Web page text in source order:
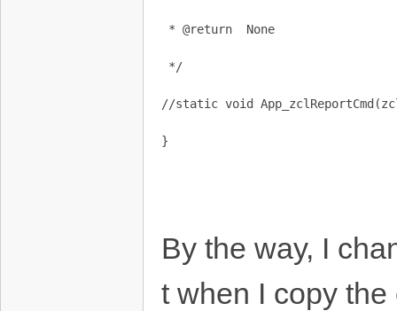
* @return  None
*/
//static void
}
By the way, I
t when I copy